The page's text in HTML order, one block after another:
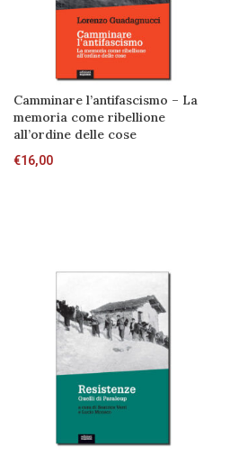
Camminare l’antifascismo – La
memoria come ribellione
all’ordine delle cose
€16,00